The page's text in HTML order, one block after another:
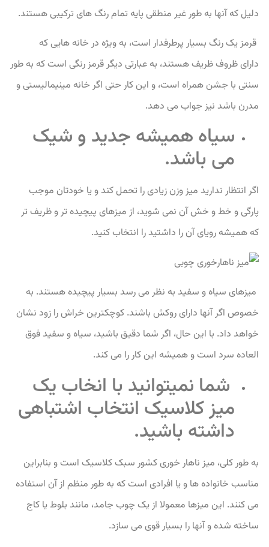
دلیل که آنها به طور غیر منطقی پایه تمام رنگ های ترکیبی هستند.
قرمز یک رنگ بسیار پرطرفدار است، به ویژه در خانه هایی که
دارای ظروف ظریف هستند، به عبارتی دیگر قرمز رنگی است که به طور
سنتی با جشن همراه است، و این کار حتی اگر خانه مینیمالیستی و
مدرن باشد نیز جواب می دهد.
سیاه همیشه جدید و شیک
می باشد.
اگر انتظار ندارید میز وزن زیادی را تحمل کند و یا خودتان موجب
پارگی و خط و خش آن نمی شوید، از میزهای پیچیده تر و ظریف تر
که همیشه رویای آن را داشتید را انتخاب کنید.
میزهای سیاه و سفید به نظر می رسد بسیار پیچیده هستند. به
خصوص اگر آنها دارای روکش باشند. کوچکترین خراش را زود نشان
خواهد داد. با این حال، اگر شما دقیق باشید، سیاه و سفید فوق
العاده سرد است و همیشه این کار را می کند.
شما نمیتوانید با انخاب یک
میز کلاسیک انتخاب اشتباهی
داشته باشید.
به طور کلی، میز ناهار خوری کشور سبک کلاسیک است و بنابراین
مناسب خانواده ها و یا افرادی است که به طور منظم از آن استفاده
می کنند. این میزها معمولا از یک چوب جامد، مانند بلوط یا کاج
ساخته شده و آنها را بسیار قوی می سازد.